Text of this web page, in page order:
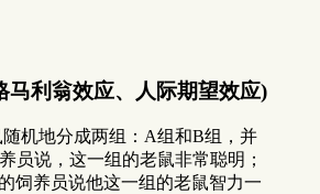
马利翁效应、人际期望效应)
机地分成两组：A组和B组，并
员说，这一组的老鼠非常聪明；
饲养员说他这一组的老鼠智力一